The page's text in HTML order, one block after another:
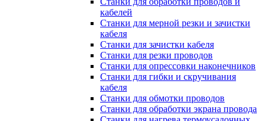
кабелей
Станки для мерной резки и зачистки
кабеля
Станки для зачистки кабеля
Станки для резки проводов
Станки для опрессовки наконечников
Станки для гибки и скручивания
кабеля
Станки для обмотки проводов
Станки для обработки экрана провода